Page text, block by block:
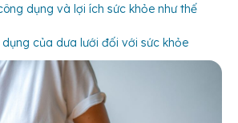
dụng và lợi ích sức khỏe như thế
của dưa lưới đối với sức khỏe